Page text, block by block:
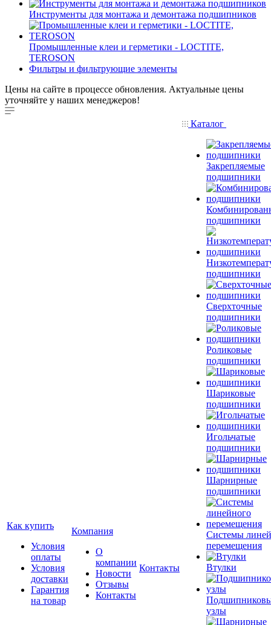
Инструменты для монтажа и демонтажа подшипников
Промышленные клеи и герметики - LOCTITE,
TEROSON
Фильтры и фильтрующие элементы
Цены на сайте в процессе обновления. Актуальные цены
уточняйте у наших менеджеров!
Как купить
Условия
оплаты
Условия
доставки
Гарантия
на товар
Компания
О
компании
Новости
Отзывы
Контакты
Контакты
Каталог
Закрепляемые
подшипники
подшипники
подшипники
Сверхточные
подшипники
Роликовые
подшипники
Шариковые
подшипники
Игольчатые
подшипники
Шарнирные
подшипники
Системы
перемещения
Втулки
узлы